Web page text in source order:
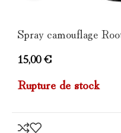
Spray camouflage
15,00€
Rupture de stock